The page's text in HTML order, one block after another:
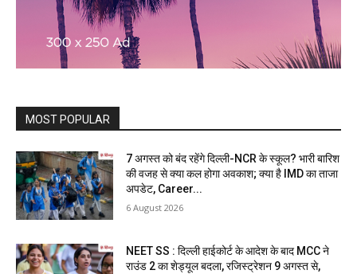
MOST POPULAR
7 अगस्त को बंद रहेंगे दिल्ली-NCR के स्कूल? भारी बारिश
की वजह से क्या कल होगा अवकाश; क्या है IMD का ताजा
अपडेट, Career...
6 August 2026
NEET SS : दिल्ली हाईकोर्ट के आदेश के बाद MCC ने
राउंड 2 का शेड्यूल बदला, रजिस्ट्रेशन 9 अगस्त से,